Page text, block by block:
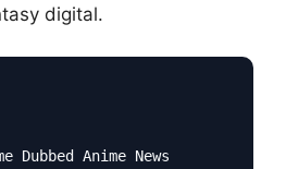
digital.
Dubbed Anime News